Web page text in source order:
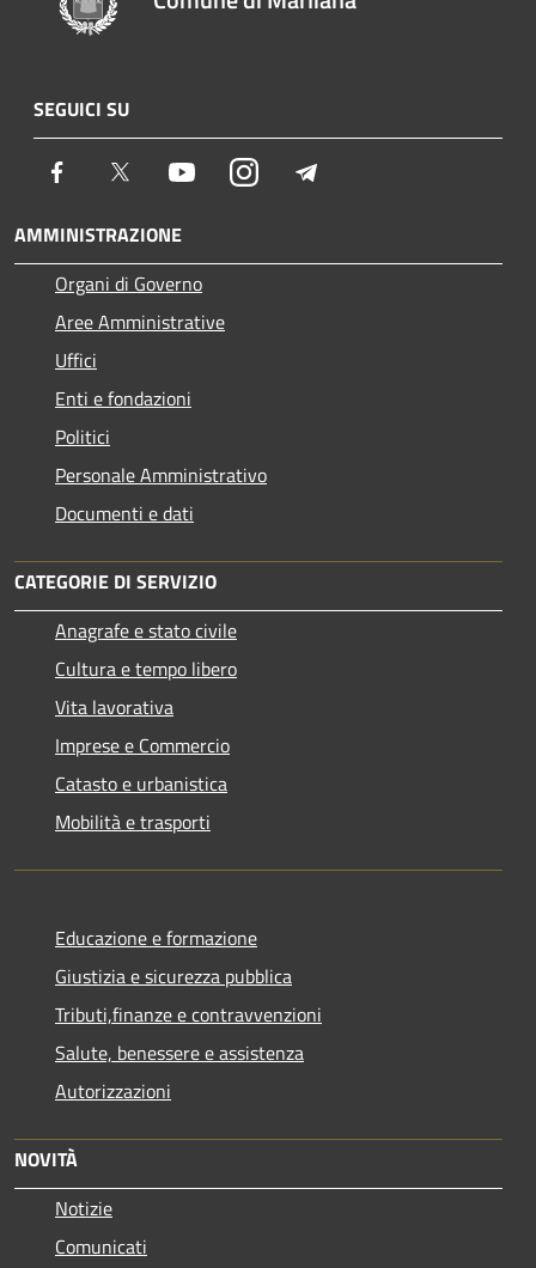
SEGUICI SU
Facebook Twitter YoutubeInstagram
AMMINISTRAZIONE
Organi di Governo
Aree Amministrative
Uffici
Enti e fondazioni
Politici
Personale Amministrativo
Documenti e dati
CATEGORIE DI SERVIZIO
Anagrafe e stato civile
Cultura e tempo libero
Vita lavorativa
Imprese e Commercio
Catasto e urbanistica
Mobilità e trasporti
Educazione e formazione
Giustizia e sicurezza pubblica
Tributi,finanze e contravvenzioni
Salute, benessere e assistenza
Autorizzazioni
NOVITÀ
Notizie
Comunicati